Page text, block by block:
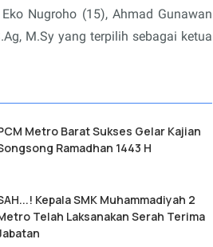
Nugroho (15), Ahmad Gunawan
M.Sy yang terpilih sebagai ketua
Metro Barat Sukses Gelar Kajian
Ramadhan 1443 H
Kepala SMK Muhammadiyah 2
Telah Laksanakan Serah Terima